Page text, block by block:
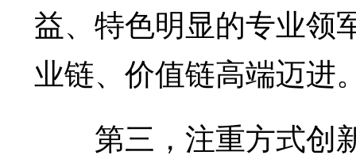
益、特色明显的专业领
业链、价值链高端迈进
第三，注重方式创